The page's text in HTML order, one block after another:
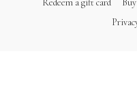
Redeem a gift card